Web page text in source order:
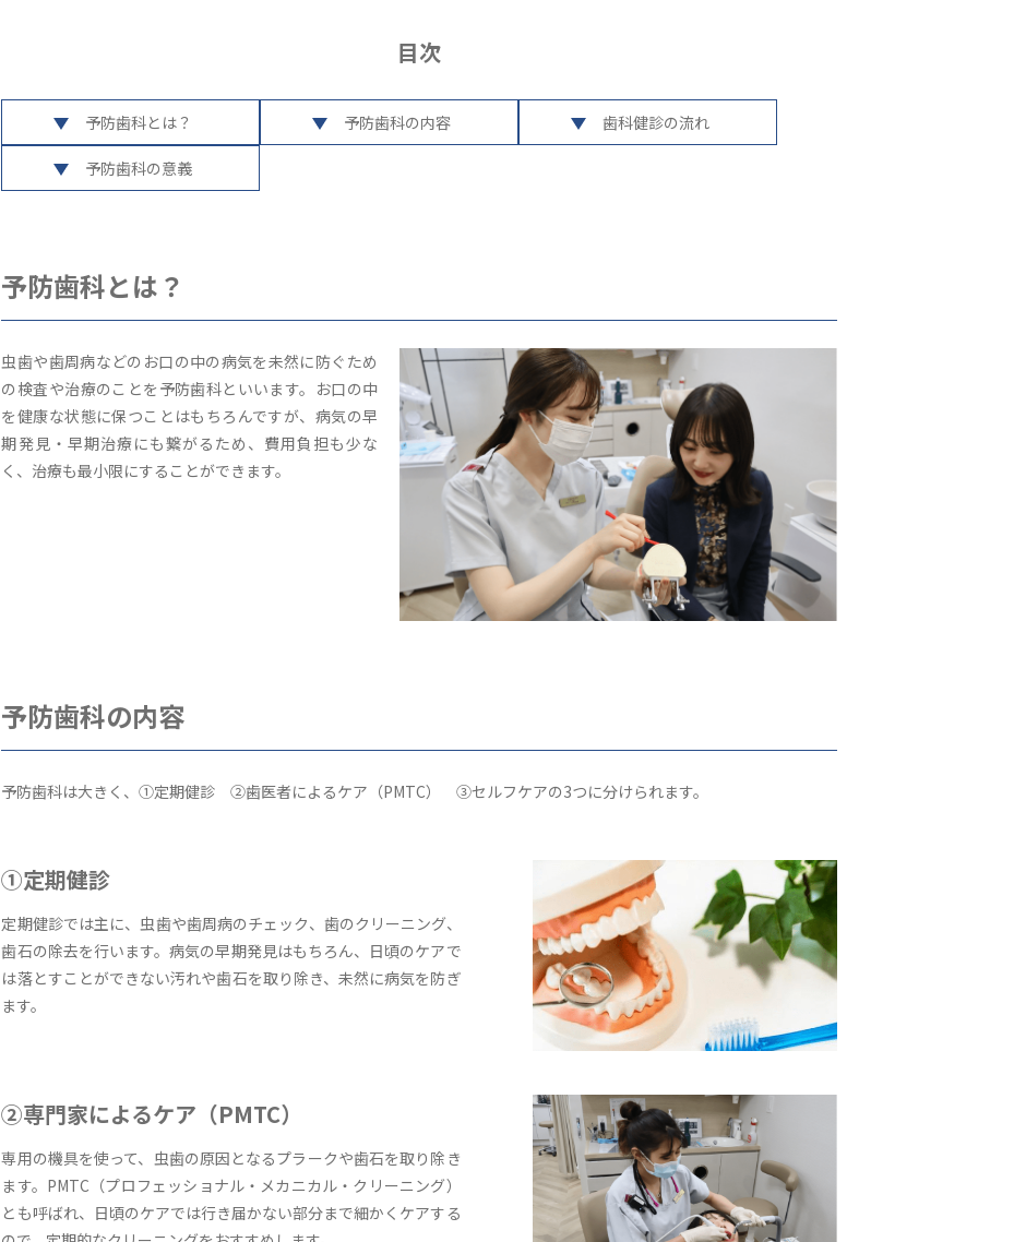
目次
予防歯科とは？ 予防歯科の内容 歯科健診の流れ
予防歯科の意義
予防歯科とは？
虫歯や歯周病などのお口の中の病気を未然に防ぐため
の検査や治療のことを予防歯科といいます。お口の中
を健康な状態に保つことはもちろんですが、病気の早
期発見・早期治療にも繋がるため、費用負担も少な
く、治療も最小限にすることができます。
予防歯科の内容
予防歯科は大きく、①定期健診 ②歯医者によるケア（PMTC） ③セルフケアの3つに分けられます。
①定期健診
定期健診では主に、虫歯や歯周病のチェック、歯のクリーニング、
歯石の除去を行います。病気の早期発見はもちろん、日頃のケアで
は落とすことができない汚れや歯石を取り除き、未然に病気を防ぎ
ます。
②専門家によるケア（PMTC）
専用の機具を使って、虫歯の原因となるプラークや歯石を取り除き
ます。PMTC（プロフェッショナル・メカニカル・クリーニング）
とも呼ばれ、日頃のケアでは行き届かない部分まで細かくケアする